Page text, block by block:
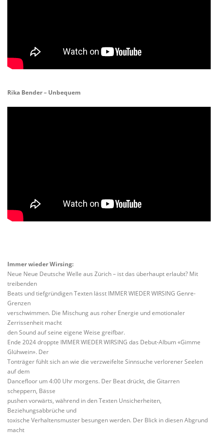
Rika Bender – Unbequem
Immer wieder Wirsing:
Neue Neue Deutsche Welle aus Zürich – ist das überhaupt erlaubt? Mit
treibenden
Beats und tiefgründigen Texten lässt IMMER WIEDER WIRSING Genre-
Grenzen
verschwimmen. Die Mischung aus roher Energie und emotionaler
Zerrissenheit macht
den Sound auf seine eigene Weise greifbar.
Ende 2024 droppte IMMER WIEDER WIRSING das Debut-Album «Gimme
Glühwein». Der
Tonträger fühlt sich an wie die verzweifelte Sinnsuche verlorener Seelen
auf dem
Dancefloor um 4:00 Uhr morgens. Der Beat drückt, die Gitarren
scheppern, Bässe
pushen vorwärts, während in den Texten Unsicherheiten,
Beziehungsabbrüche und
toxische Verhaltensmuster besungen werden. Der Blick in diesen Abgrund
macht